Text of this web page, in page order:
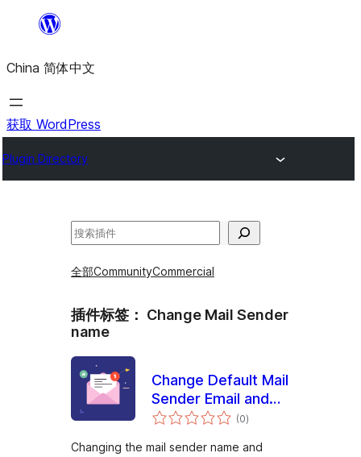
内
容
China 简体中文
获取 WordPress
Plugin Directory
搜
全部CommunityCommercial
插件标签： Change Mail Sender
name
Change Default Mail
Sender Email and
Name
(0总
评)
Changing the mail sender name and